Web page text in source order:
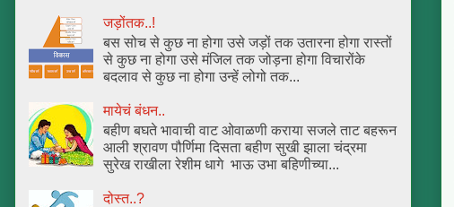
जड़ोंतक..!
बस सोच से कुछ ना होगा उसे जड़ों तक उतारना होगा रास्तों
से कुछ ना होगा उसे मंजिल तक जोड़ना होगा विचारोंके
बदलाव से कुछ ना होगा उन्हें लोगो तक...
मायेचं बंधन..
बहीण बघते भावाची वाट ओवाळणी कराया सजले ताट बहरून
आली श्रावण पौर्णिमा दिसता बहीण सुखी झाला चंद्रमा
सुरेख राखीला रेशीम धागे भाऊ उभा बहिणीच्या...
दोस्त..?